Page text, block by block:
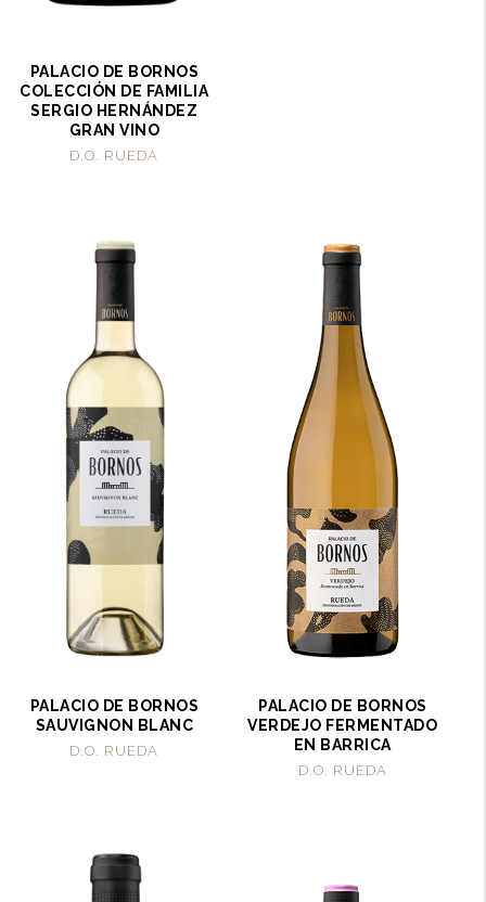
PALACIO DE BORNOS
COLECCIÓN DE FAMILIA
SERGIO HERNÁNDEZ
GRAN VINO
D.O. RUEDA
PALACIO DE BORNOS
SAUVIGNON BLANC
D.O. RUEDA
PALACIO DE BORNOS
VERDEJO FERMENTADO
EN BARRICA
D.O. RUEDA